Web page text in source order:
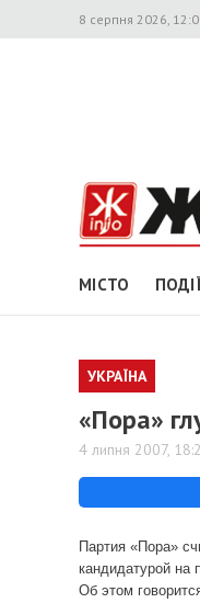
8 серпня 2026,
МІСТО ПОДІЇ
УКРАЇНА
«Пора»
4 липня 2007,
Партия «Пора»
кандидатурой на
Об этом